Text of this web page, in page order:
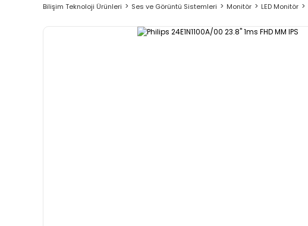
Bilişim Teknoloji Ürünleri Ses ve Görüntü Sistemleri Monitör LED Monitör